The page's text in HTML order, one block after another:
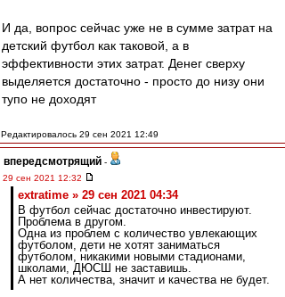
И да, вопрос сейчас уже не в сумме затрат на
детский футбол как таковой, а в
эффективности этих затрат. Денег сверху
выделяется достаточно - просто до низу они
тупо не доходят
Редактировалось 29 сен 2021 12:49
впередсмотрящий -
29 сен 2021 12:32
extratime » 29 сен 2021 04:34
В футбол сейчас достаточно инвестируют.
Проблема в другом.
Одна из проблем с количество увлекающих
футболом, дети не хотят заниматься
футболом, никакими новыми стадионами,
школами, ДЮСШ не заставишь.
А нет количества, значит и качества не будет.